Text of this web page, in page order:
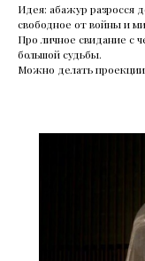
Идея: абажур разросся
свободное от войны и
Про личное свидание с
большой судьбы.
Можно делать проекции